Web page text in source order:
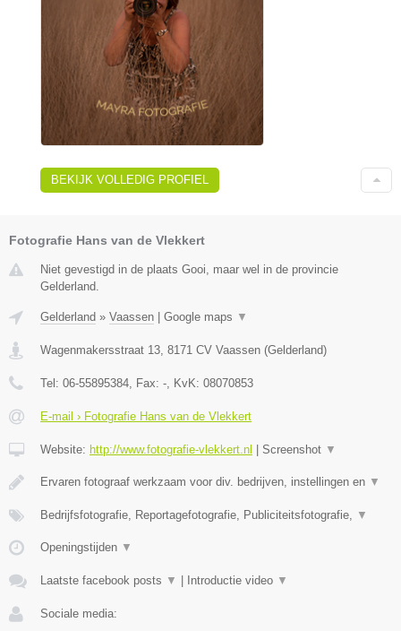
BEKIJK VOLLEDIG PROFIEL
Fotografie Hans van de Vlekkert
Niet gevestigd in de plaats Gooi, maar wel in de provincie
Gelderland.
Gelderland » Vaassen Google maps ▼
Wagenmakersstraat 13, 8171 CV Vaassen (Gelderland)
Tel: 06-55895384, Fax: -, KvK: 08070853
E-mail › Fotografie Hans van de Vlekkert
Website: http://www.fotografie-vlekkert.nl Screenshot ▼
Ervaren fotograaf werkzaam voor div. bedrijven, instellingen en ▼
Bedrijfsfotografie, Reportagefotografie, Publiciteitsfotografie, ▼
Openingstijden ▼
Laatste facebook posts ▼ Introductie video ▼
Sociale media: